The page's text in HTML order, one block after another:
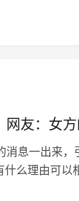
网友：女
息一出来，
么理由可以